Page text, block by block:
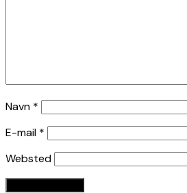
Navn *
E-mail *
Websted